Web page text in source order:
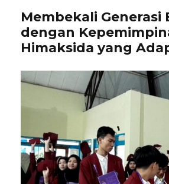
Membekali Generasi
dengan
Himaksida yang